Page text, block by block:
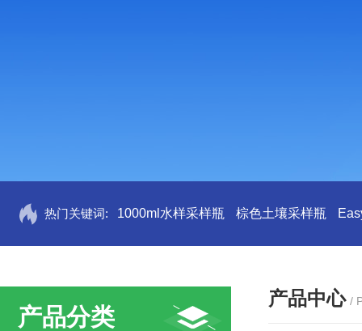
热门关键词: 1000ml水样采样瓶 棕色土壤采样瓶
产品分类
产品中心 /